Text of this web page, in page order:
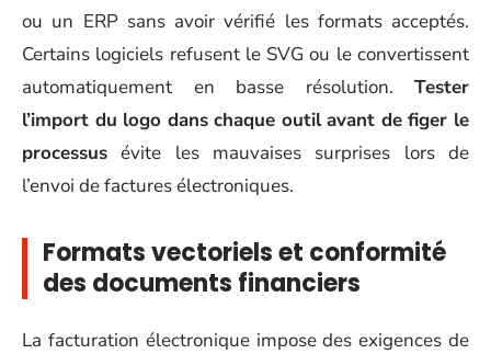
ou un ERP sans avoir vérifié les formats acceptés.
Certains logiciels refusent le SVG ou le convertissent
automatiquement en basse résolution. Tester
l’import du logo dans chaque outil avant de figer le
processus évite les mauvaises surprises lors de
l’envoi de factures électroniques.
Formats vectoriels et conformité
des documents financiers
La facturation électronique impose des exigences de